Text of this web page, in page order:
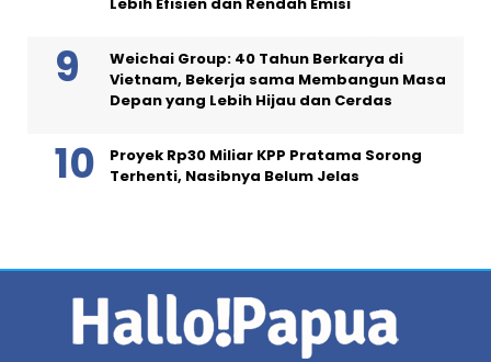
Weichai Group: 40 Tahun Berkarya di
Vietnam, Bekerja sama Membangun Masa
Depan yang Lebih Hijau dan Cerdas
Proyek Rp30 Miliar KPP Pratama Sorong
Terhenti, Nasibnya Belum Jelas